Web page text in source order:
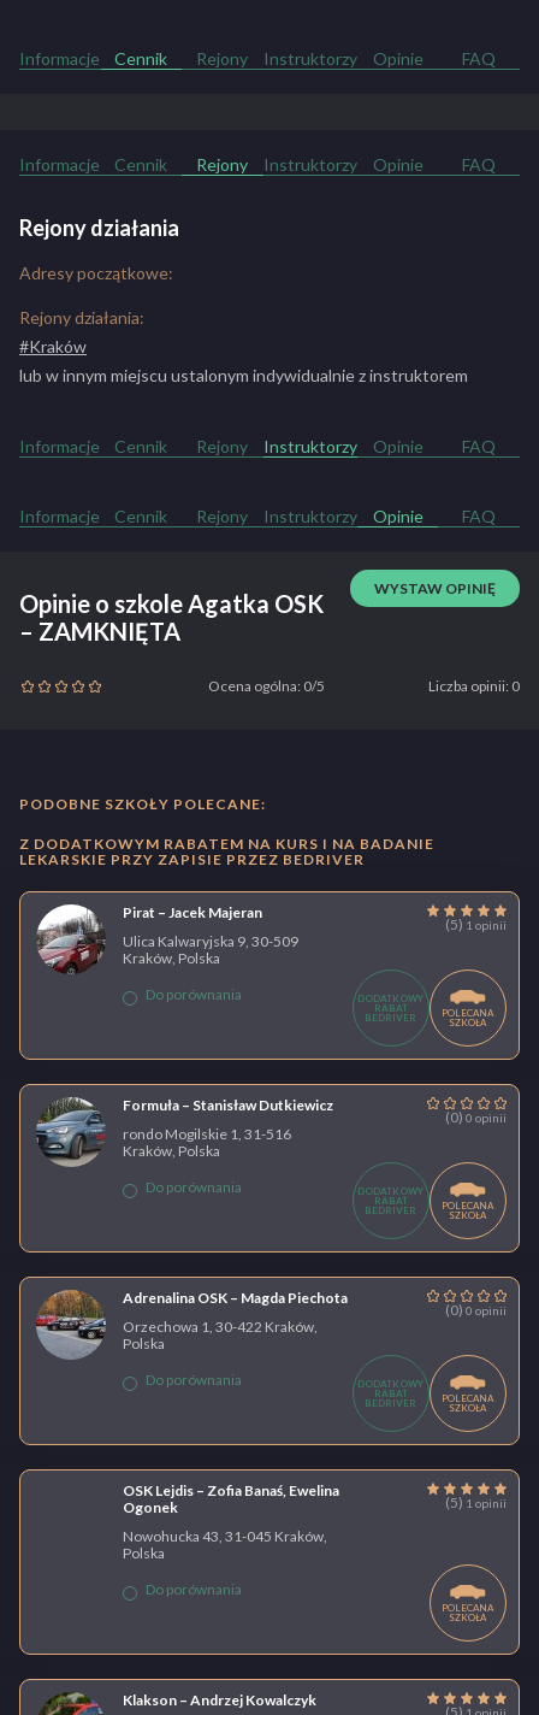
Informacje Cennik Rejony Instruktorzy Opinie FAQ
Informacje Cennik Rejony Instruktorzy Opinie FAQ
Rejony działania
Adresy początkowe:
Rejony działania:
#Kraków
lub w innym miejscu ustalonym indywidualnie z instruktorem
Informacje Cennik Rejony Instruktorzy Opinie FAQ
Informacje Cennik Rejony Instruktorzy Opinie FAQ
Opinie o szkole Agatka OSK
– ZAMKNIĘTA
WYSTAW OPINIĘ
Ocena ogólna: 0/5 Liczba opinii: 0
PODOBNE SZKOŁY POLECANE:
Z DODATKOWYM RABATEM NA KURS I NA BADANIE
LEKARSKIE PRZY ZAPISIE PRZEZ BEDRIVER
Pirat – Jacek Majeran
(5) 1 opinii
Ulica Kalwaryjska 9, 30-509
Kraków, Polska
Do porównania
DODATKOWY
RABAT
BEDRIVER
POLECANA
SZKOŁA
Formuła – Stanisław Dutkiewicz
(0) 0 opinii
rondo Mogilskie 1, 31-516
Kraków, Polska
Do porównania
DODATKOWY
RABAT
BEDRIVER
POLECANA
SZKOŁA
Adrenalina OSK – Magda Piechota
(0) 0 opinii
Orzechowa 1, 30-422 Kraków,
Polska
Do porównania
DODATKOWY
RABAT
BEDRIVER
POLECANA
SZKOŁA
OSK Lejdis – Zofia Banaś, Ewelina
Ogonek
(5) 1 opinii
Nowohucka 43, 31-045 Kraków,
Polska
Do porównania
POLECANA
SZKOŁA
Klakson – Andrzej Kowalczyk